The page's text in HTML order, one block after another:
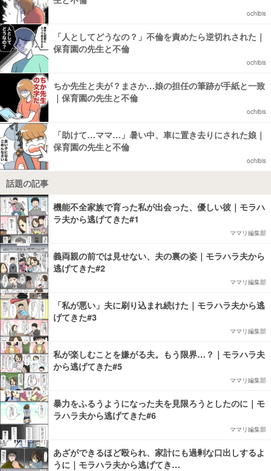
ochibis
「人としてどうなの？」不倫を責めたら逆切れされた｜
保育園の先生と不倫
ochibis
ちか先生と夫が？まさか…娘の担任の筆跡が手紙と一致
｜保育園の先生と不倫
ochibis
「助けて…ママ…」暑い中、車に置き去りにされた娘｜
保育園の先生と不倫
ochibis
話題の記事
機能不全家族で育った私が出会った、優しい彼｜モラハ
ラ夫から逃げてきた#1
ママリ編集部
義両親の前では見せない、夫の裏の姿｜モラハラ夫から
逃げてきた#2
ママリ編集部
「私が悪い」夫に刷り込まれ続けた｜モラハラ夫から逃
げてきた#3
ママリ編集部
私が楽しむことを嫌がる夫。もう限界…？｜モラハラ夫
から逃げてきた#5
ママリ編集部
暴力をふるうようになった夫を見限ろうとしたのに｜モ
ラハラ夫から逃げてきた#6
ママリ編集部
あざができるほど殴られ、家計にも過剰な口出しするよ
うに｜モラハラ夫から逃げてき…